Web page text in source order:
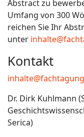
Abstract zu
Umfang von 300
reichen Sie Ihr
unter
Kontakt
Dr. Dirk Kuhlmann
Serica)